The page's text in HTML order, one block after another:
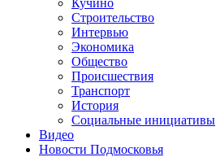
Кучино
Строительство
Интервью
Экономика
Общество
Происшествия
Транспорт
История
Социальные инициативы
Видео
Новости Подмосковья